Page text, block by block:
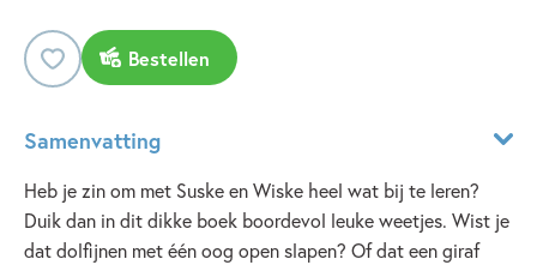
Bestellen
Samenvatting
Heb je zin om met Suske en Wiske heel wat bij te leren?
Duik dan in dit dikke boek boordevol leuke weetjes. Wist je
dat dolfijnen met één oog open slapen? Of dat een giraf